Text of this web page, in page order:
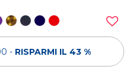
- RISPARMI IL 43 %